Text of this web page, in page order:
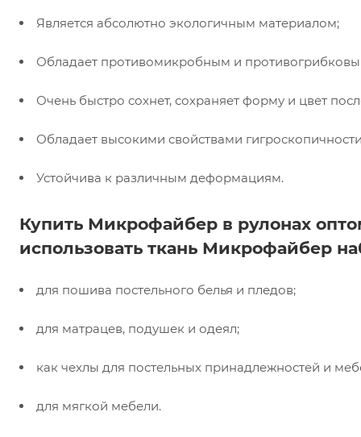
Является абсолютно экологичным материалом;
Обладает противомикробным и
Очень быстро сохнет, сохраняет форму и цвет
Обладает высокими свойствами
Устойчива к различным деформациям.
Купить Микрофайбер в рулонах
использовать ткань Микрофайбер
для пошива постельного белья и пледов;
для матрацев, подушек и одеял;
как чехлы для постельных принадлежностей и
для мягкой мебели.